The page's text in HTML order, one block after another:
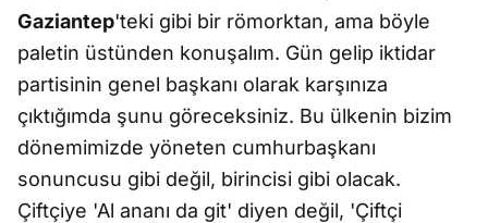
Gaziantep'teki gibi bir römorktan, ama böyle
paletin üstünden konuşalım. Gün gelip iktidar
partisinin genel başkanı olarak karşınıza
çıktığımda şunu göreceksiniz. Bu ülkenin bizim
dönemimizde yöneten cumhurbaşkanı
sonuncusu gibi değil, birincisi gibi olacak.
Çiftçiye 'Al ananı da git' diyen değil, 'Çiftçi